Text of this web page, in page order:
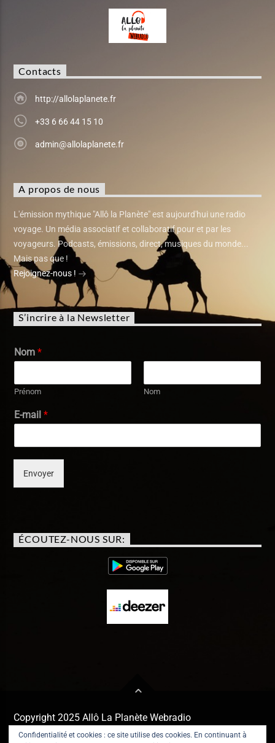
Contacts
http://allolaplanete.fr
+33 6 66 44 15 10
admin@allolaplanete.fr
A propos de nous
L'émission mythique "Allô la Planète" est aujourd'hui une radio
voyage. Un média associatif et collaboratif pour et par les
voyageurs. Podcasts, émissions, direct, musiques du monde...
Mais pas que !
Rejoignez-nous !
S’incrire à la Newsletter
Nom*
Prénom Nom
E-mail*
Envoyer
ÉCOUTEZ-NOUS SUR:
Copyright 2025 Allô La Planète Webradio
Confidentialité et cookies : ce site utilise des cookies. En continuant à